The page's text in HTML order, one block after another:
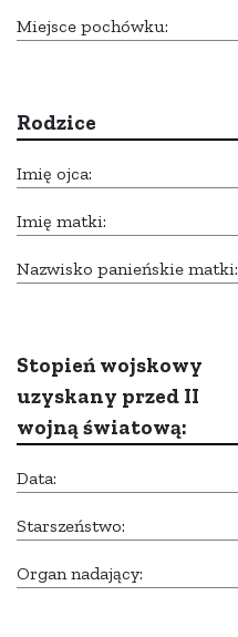
Miejsce pochówku:
Rodzice
Imię ojca:
Imię matki:
Nazwisko panieńskie matki:
Stopień wojskowy
uzyskany przed II
wojną światową:
Data:
Starszeństwo:
Organ nadający: